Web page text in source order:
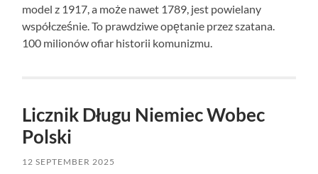
model z 1917, a może nawet 1789, jest powielany
współcześnie. To prawdziwe opętanie przez szatana.
100 milionów ofiar historii komunizmu.
Licznik Długu Niemiec Wobec
Polski
12 SEPTEMBER 2025